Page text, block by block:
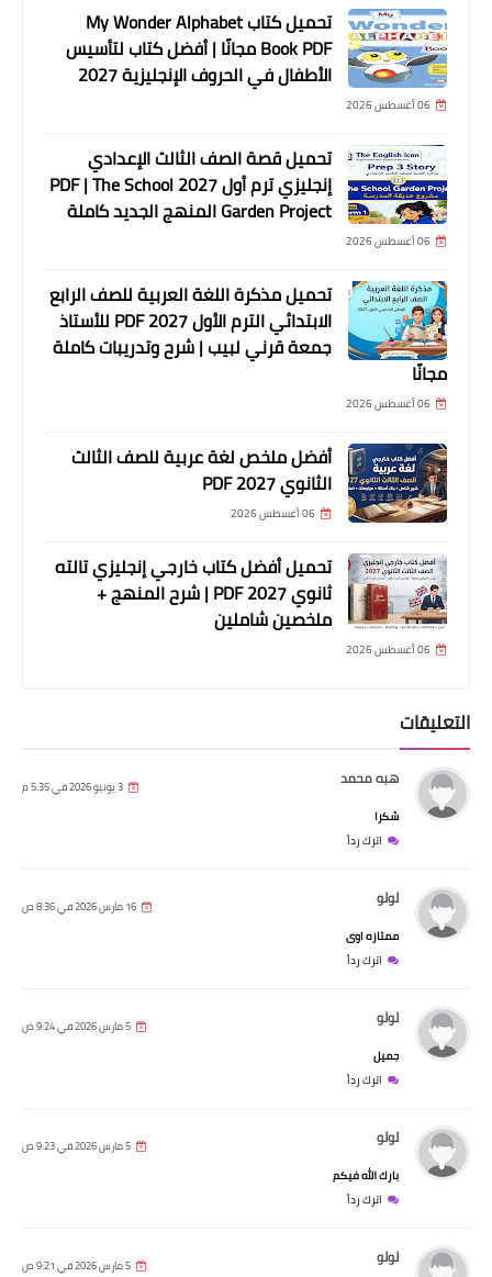
تحميل كتاب My Wonder Alphabet
Book PDF مجانًا | أفضل كتاب لتأسيس
الأطفال في الحروف الإنجليزية 2027
06 أغسطس 2026
تحميل قصة الصف الثالث الإعدادي
إنجليزي ترم أول 2027 PDF | The School
Garden Project المنهج الجديد كاملة
06 أغسطس 2026
تحميل مذكرة اللغة العربية للصف الرابع
الابتدائي الترم الأول 2027 PDF للأستاذ
جمعة قرني لبيب | شرح وتدريبات كاملة
مجانًا
06 أغسطس 2026
أفضل ملخص لغة عربية للصف الثالث
الثانوي 2027 PDF
06 أغسطس 2026
تحميل أفضل كتاب خارجي إنجليزي تالته
ثانوي 2027 PDF | شرح المنهج +
ملخصين شاملين
06 أغسطس 2026
التعليقات
هبه محمد 3 يونيو 2026 في 5:35 م
شكرا
اترك رداً
لولو 16 مارس 2026 في 8:36 ص
ممتازه اوى
اترك رداً
لولو 5 مارس 2026 في 9:24 ص
جميل
اترك رداً
لولو 5 مارس 2026 في 9:23 ص
بارك الله فيكم
اترك رداً
لولو 5 مارس 2026 في 9:21 ص